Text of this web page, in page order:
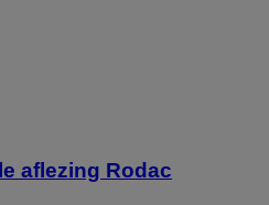
aflezing Rodac